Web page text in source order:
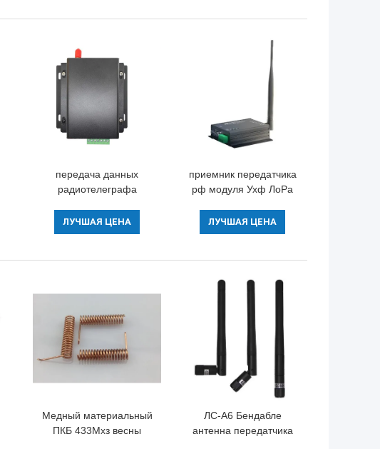
передача данных
радиотелеграфа
мощности 5км модуля
1В 433МХз
ЛУЧШАЯ ЦЕНА
приемник передатчика
рф модуля Ухф ЛоРа
приемопередатчика
РС485 433МХз Рф ДТУ
ЛУЧШАЯ ЦЕНА
Медный материальный
ПКБ 433Мхз весны
ЛС-А6 Бендабле
антенна передатчика